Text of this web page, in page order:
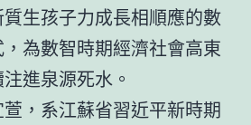
生孩子力成長相順應的數
為數智時期經濟社會高東
進泉源死水。
萱，系江蘇省習近平新時期